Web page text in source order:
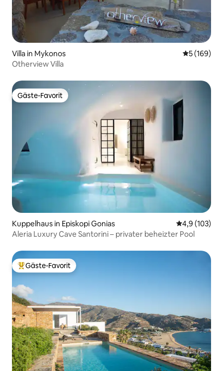
Villa in Mykonos
5 (169)
Otherview Villa
Gäste-Favorit
Gäste-Favorit
Kuppelhaus in Episkopi Gonias
4,9 (103)
Aleria Luxury Cave Santorini – privater beheizter Pool
Beliebter Gäste-Favorit.
Gäste-Favorit